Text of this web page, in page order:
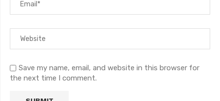
Save my name, email, and website in this browser for
the next time I comment.